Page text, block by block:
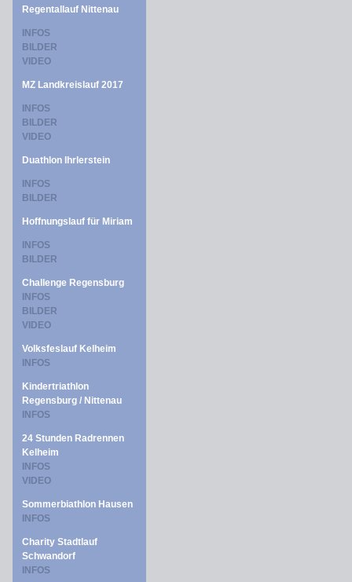
Regentallauf Nittenau
INFOS
BILDER
VIDEO
MZ Landkreislauf 2017
INFOS
BILDER
VIDEO
Duathlon Ihrlerstein
INFOS
BILDER
Hoffnungslauf für Miriam
INFOS
BILDER
Challenge Regensburg
INFOS
BILDER
VIDEO
Volksfeslauf Kelheim
INFOS
Kindertriathlon
Regensburg / Nittenau
INFOS
24 Stunden Radrennen
Kelheim
INFOS
VIDEO
Sommerbiathlon Hausen
INFOS
Charity Stadtlauf
Schwandorf
INFOS